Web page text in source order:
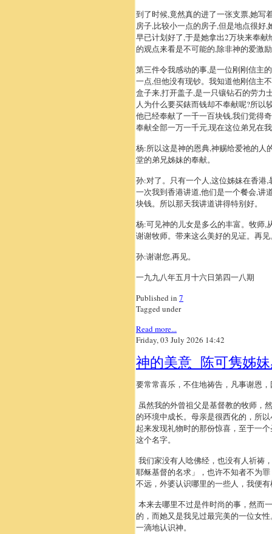
到了时候,竟然真的进了一张支票,她写
房子,比较小一点的房子,但是地点很好
早已计划好了,于是她拿出2万块来奉
的观点来看是不可能的,除非神的爱激
第三件令我感动的事,是一位刚刚信主
一点,但他没有现钞。我知道他刚信主
盒子来,打开盖子,是一只镶钻石的劳力
人为什么要买錶而钱却不奉献呢?所以
他已经奉献了一千一百块钱,我们觉得
奉献全部一万一千元,现在这位弟兄在
杨:所以这是神的恩典,神赐给爱祂的人
堂的弟兄姊妹的奉献。
孙:对了。只有一个人,这位姊妹在香港
一次我到香港讲道,他们是一个餐会,讲
块钱。所以那天我讲道讲得特别好。
杨:可见神的儿女是多么的丰富。牧师,
谢谢牧师。带来这么美好的见证。再见
孙:谢谢您,再见。
一九九八年五月十六日第四一八期
Published in 7
Tagged under
Read more...
Friday, 03 July 2026 14:42
神的美意 陈可隽姊
要常常喜乐，不住地祷告，凡事谢恩
虽然我的外曾祖父是基督教的牧师，
的环境中成长。母亲是很西化的，所
起来发现礼物时的那份惊喜，至于一
这个名字。
我们家没有人唸佛经，也没有人祈祷
耶稣基督的名求」，也许不知者不为
不远，外婆认识哪里的一些人，我便
本来去哪里不过是件时尚的事，然而
的，而她又是我见过最完美的一位女
一滴地认识神。